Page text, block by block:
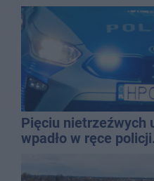
Pięciu nietrzeźwych
wpadło w ręce